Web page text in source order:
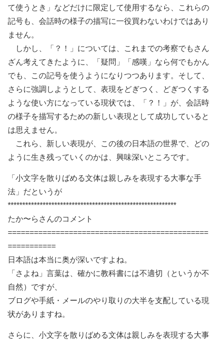
て使うとき」などだけに限定して使用するなら、これらの
記号も、会話時の様子の描写に一役買わないわけではあり
ません。
しかし、「？！」については、これまでの考察でもさん
ざん考えてきたように、「疑問」「感嘆」なら何でもかん
でも、この記号を使うようになりつつあります。そして、
さらに強調しようとして、表現をどぎつく、どぎつくする
ような使い方になっている現状では、「？！」が、会話時
の様子を描写するための新しい表現として成功していると
は思えません。
これら、新しい表現が、この後の日本語の世界で、どの
ように生き残っていくのかは、興味深いところです。
「小文字を散りばめる文体は親しみを表現する大事な手
法」だというが
**********************************************************
たか〜らさんのコメント
==============================================
===========
日本語は本当に奥が深いですよね。
「さよね」言葉は、確かに教科書には不適切（というか不
自然）ですが、
ブログや手紙・メールのやり取りの大半を支配している現
状がありますね。
さらに、小文字を散りばめる文体は親しみを表現する大事